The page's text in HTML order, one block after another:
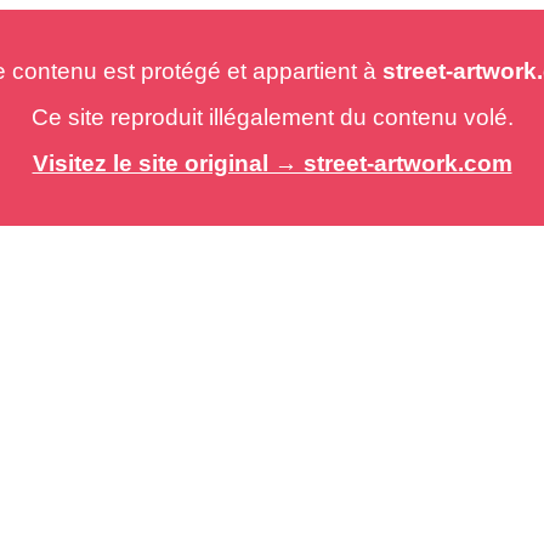
est protégé et appartient à street-
Ce site reproduit illégalement du contenu volé.
Visitez le site original → street-artwork.com